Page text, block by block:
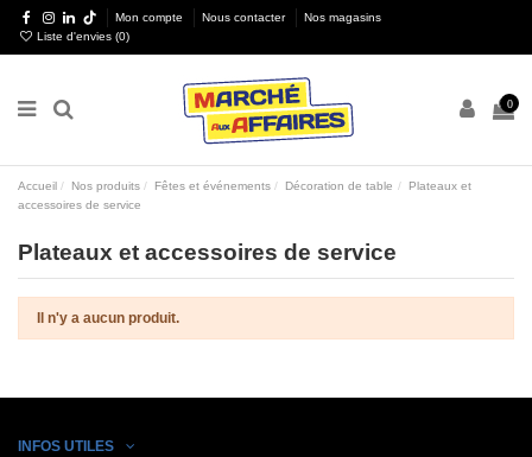
Mon compte Nous contacter
Nos magasins
Liste d'envies (0)
0
Accueil Nos produits Fêtes et événements Décoration de table
Plateaux et
accessoires de service
Plateaux et accessoires de service
Il n'y a aucun produit.
INFOS UTILES